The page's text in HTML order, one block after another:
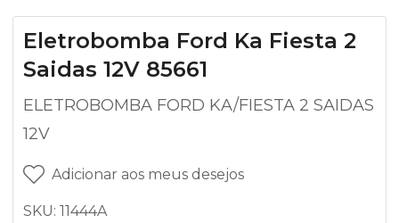
Eletrobomba Ford Ka Fiesta 2
Saidas 12V 85661
ELETROBOMBA FORD KA/FIESTA 2 SAIDAS
12V
Adicionar aos meus desejos
SKU: 11444A